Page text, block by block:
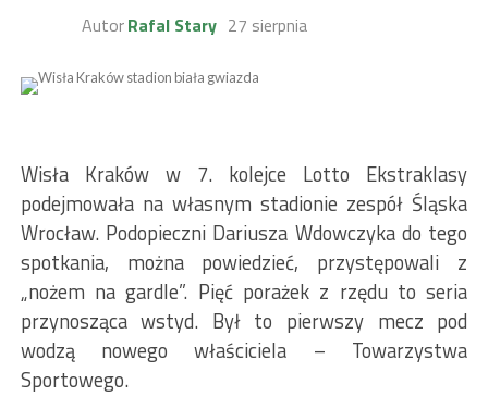
AutorRafal Stary 27 sierpnia
Wisła Kraków w 7. kolejce Lotto Ekstraklasy
podejmowała na własnym stadionie zespół Śląska
Wrocław. Podopieczni Dariusza Wdowczyka do tego
spotkania, można powiedzieć, przystępowali z
„nożem na gardle”. Pięć porażek z rzędu to seria
przynosząca wstyd. Był to pierwszy mecz pod
wodzą nowego właściciela – Towarzystwa
Sportowego.